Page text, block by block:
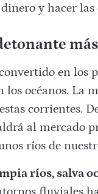
y hacer
en los
océanos. La
corrientes.
al mercado
ríos de
ríos, salva
fluviales